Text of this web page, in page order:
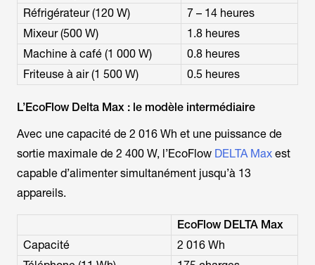
Réfrigérateur (120 W)
7 – 14 heures
Mixeur (500 W)
1.8 heures
Machine à café (1 000 W)
0.8 heures
Friteuse à air (1 500 W)
0.5 heures
L’EcoFlow Delta Max : le modèle intermédiaire
Avec une capacité de 2 016 Wh et une puissance de
sortie maximale de 2 400 W, l’EcoFlow DELTA Max est
capable d’alimenter simultanément jusqu’à 13
appareils.
EcoFlow DELTA Max
Capacité
2 016 Wh